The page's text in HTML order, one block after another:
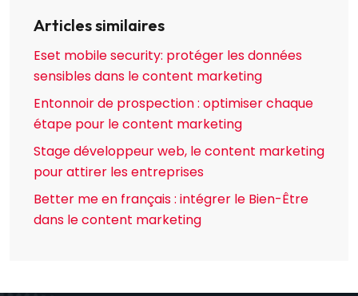
Articles similaires
Eset mobile security: protéger les données
sensibles dans le content marketing
Entonnoir de prospection : optimiser chaque
étape pour le content marketing
Stage développeur web, le content marketing
pour attirer les entreprises
Better me en français : intégrer le Bien-Être
dans le content marketing